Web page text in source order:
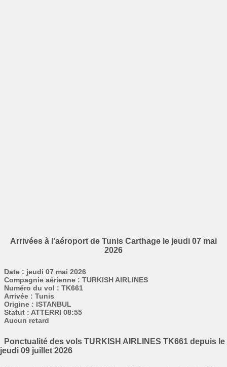
Arrivées à l'aéroport de Tunis Carthage le jeudi 07 mai
2026
Date : jeudi 07 mai 2026
Compagnie aérienne : TURKISH AIRLINES
Numéro du vol : TK661
Arrivée : Tunis
Origine : ISTANBUL
Statut : ATTERRI 08:55
Aucun retard
Ponctualité des vols TURKISH AIRLINES TK661 depuis le
jeudi 09 juillet 2026